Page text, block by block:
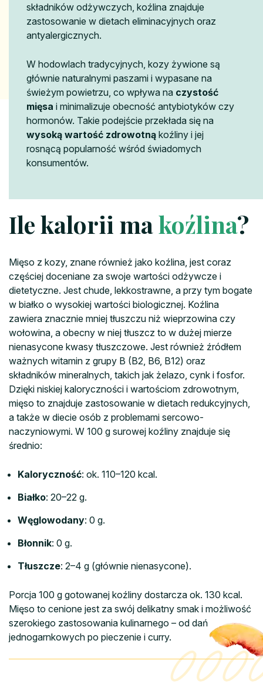
składników odżywczych, koźlina znajduje
zastosowanie w dietach eliminacyjnych oraz
antyalergicznych.
W hodowlach tradycyjnych, kozy żywione są
głównie naturalnymi paszami i wypasane na
świeżym powietrzu, co wpływa na czystość
mięsa i minimalizuje obecność antybiotyków czy
hormonów. Takie podejście przekłada się na
wysoką wartość zdrowotną koźliny i jej
rosnącą popularność wśród świadomych
konsumentów.
Ile kalorii makoźlina?
Mięso z kozy, znane również jako koźlina, jest coraz
częściej doceniane za swoje wartości odżywcze i
dietetyczne. Jest chude, lekkostrawne, a przy tym bogate
w białko o wysokiej wartości biologicznej. Koźlina
zawiera znacznie mniej tłuszczu niż wieprzowina czy
wołowina, a obecny w niej tłuszcz to w dużej mierze
nienasycone kwasy tłuszczowe. Jest również źródłem
ważnych witamin z grupy B (B2, B6, B12) oraz
składników mineralnych, takich jak żelazo, cynk i fosfor.
Dzięki niskiej kaloryczności i wartościom zdrowotnym,
mięso to znajduje zastosowanie w dietach redukcyjnych,
a także w diecie osób z problemami sercowo-
naczyniowymi. W 100 g surowej koźliny znajduje się
średnio:
Kaloryczność: ok. 110–120 kcal.
Białko: 20–22 g.
Węglowodany: 0 g.
Błonnik: 0 g.
Tłuszcze: 2–4 g (głównie nienasycone).
Porcja 100 g gotowanej koźliny dostarcza ok. 130 kcal.
Mięso to cenione jest za swój delikatny smak i możliwość
szerokiego zastosowania kulinarnego – od dań
jednogarnkowych po pieczenie i curry.